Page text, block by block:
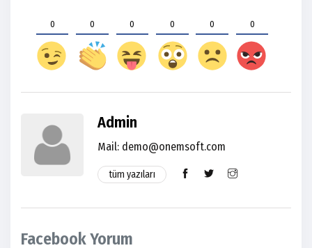
0 0 0 0 0 0
Admin
Mail: demo@onemsoft.com
tüm yazıları
Facebook Yorum